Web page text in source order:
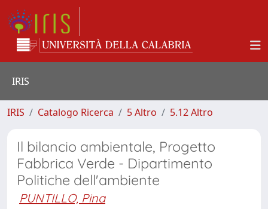
IRIS
IRIS Catalogo Ricerca 5 Altro 5.12 Altro
Il bilancio ambientale, Progetto
Fabbrica Verde - Dipartimento
Politiche dell'ambiente
PUNTILLO, Pina